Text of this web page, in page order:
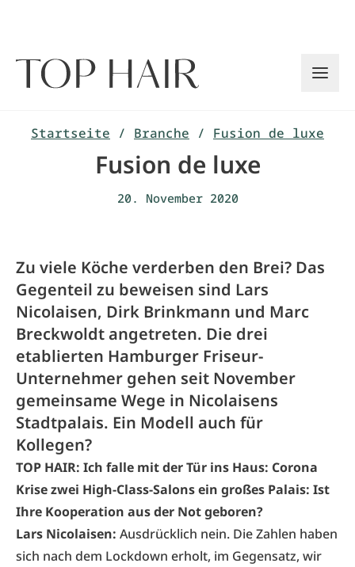
Startseite / Branche / Fusion de luxe
Fusion de luxe
20. November 2020
Zu viele Köche verderben den Brei? Das
Gegenteil zu beweisen sind Lars
Nicolaisen, Dirk Brinkmann und Marc
Breckwoldt angetreten. Die drei
etablierten Hamburger Friseur-
Unternehmer gehen seit November
gemeinsame Wege in Nicolaisens
Stadtpalais. Ein Modell auch für
Kollegen?
TOP HAIR: Ich falle mit der Tür ins Haus: Corona
Krise zwei High-Class-Salons ein großes Palais: Ist
Ihre Kooperation aus der Not geboren?
Lars Nicolaisen: Ausdrücklich nein. Die Zahlen haben
sich nach dem Lockdown erholt, im Gegensatz, wir